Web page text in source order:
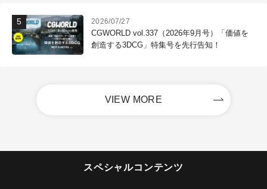
2026/07/27
CGWORLD vol.337（2026年9月号）「価値を
創造する3DCG」特集号を先行告知！
VIEW MORE
スペシャルコンテンツ